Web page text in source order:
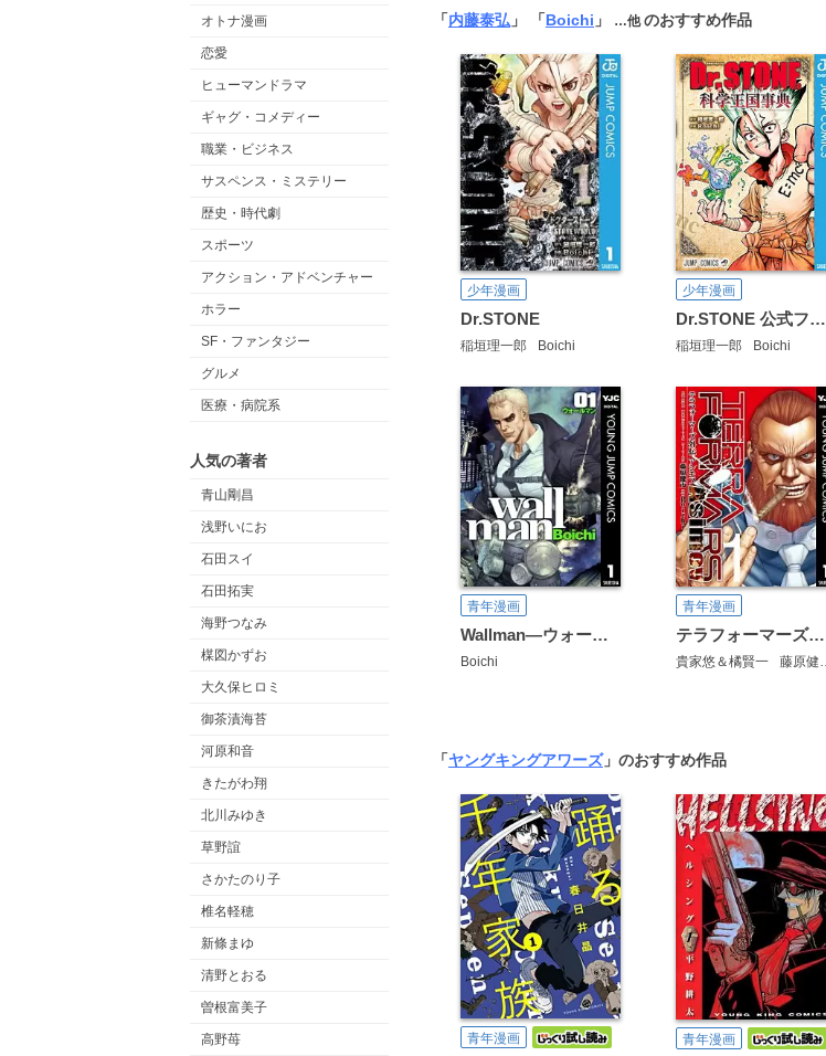
オトナ漫画
恋愛
ヒューマンドラマ
ギャグ・コメディー
職業・ビジネス
サスペンス・ミステリー
歴史・時代劇
スポーツ
アクション・アドベンチャー
ホラー
SF・ファンタジー
グルメ
医療・病院系
人気の著者
青山剛昌
浅野いにお
石田スイ
石田拓実
海野つなみ
楳図かずお
大久保ヒロミ
御茶漬海苔
河原和音
きたがわ翔
北川みゆき
草野誼
さかたのり子
椎名軽穂
新條まゆ
清野とおる
曽根富美子
高野苺
「内藤泰弘 」 「Boichi 」 …他のおすすめ作品
少年漫画
Dr.STONE
稲垣理一郎 Boichi
少年漫画
Dr.STONE 公式ファンブック 科学王国事典
稲垣理一郎 Boichi
青年漫画
Wallman―ウォールマン―
Boichi
青年漫画
テラフォーマーズ外伝 アシモフ
貴家悠＆橘賢一 藤原健市
「ヤングキングアワーズ」のおすすめ作品
青年漫画 青年漫画